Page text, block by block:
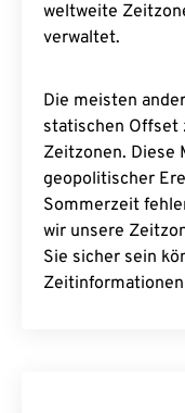
weltweite
verwaltet.
Die meisten
statischen Offset
Zeitzonen. Diese
geopolitischer
Sommerzeit
wir unsere
Sie sicher sein